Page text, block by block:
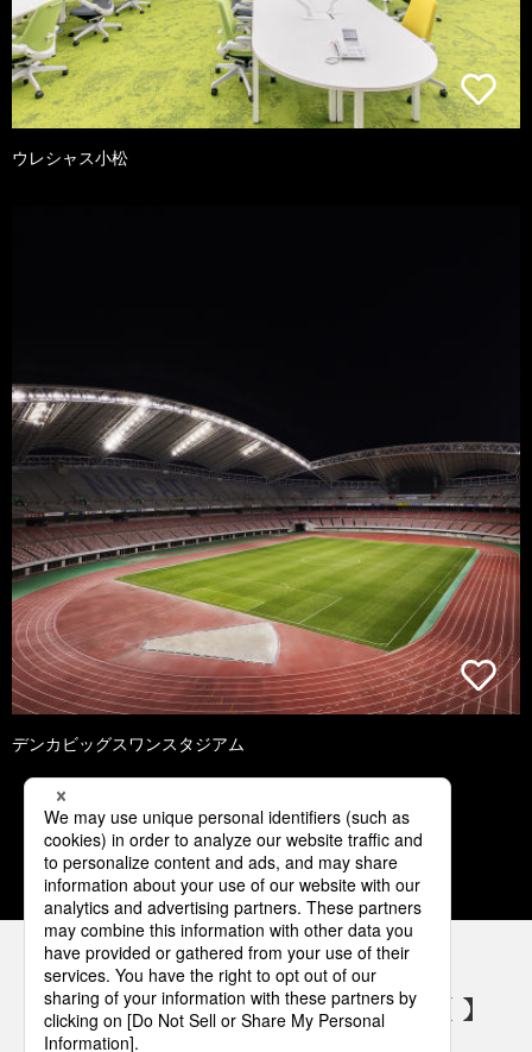
ウレシャス小松
デンカビッグスワンスタジアム
1 2 3 4 5
パナソニックの電気設備 SNSアカウント